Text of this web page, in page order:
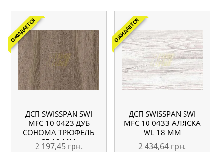
ОЖИДАЕТСЯ
ДСП SWISSPAN SWI
MFC 10 0423 ДУБ
СОНОМА ТРЮФЕЛЬ
SE 18 ММ
2 197,45 грн.
ОЖИДАЕТСЯ
ДСП SWISSPAN SWI
MFC 10 0433 АЛЯСКА
WL 18 ММ
2 434,64 грн.